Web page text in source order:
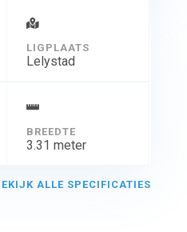
LIGPLAATS
Lelystad
BREEDTE
3.31 meter
ALLE SPECIFICATIES